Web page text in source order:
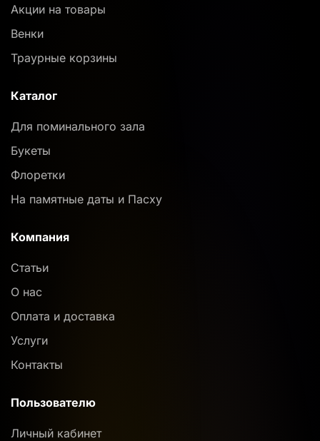
Акции на товары
Венки
Траурные корзины
Каталог
Для поминального зала
Букеты
Флоретки
На памятные даты и Пасху
Компания
Статьи
О нас
Оплата и доставка
Услуги
Контакты
Пользователю
Личный кабинет